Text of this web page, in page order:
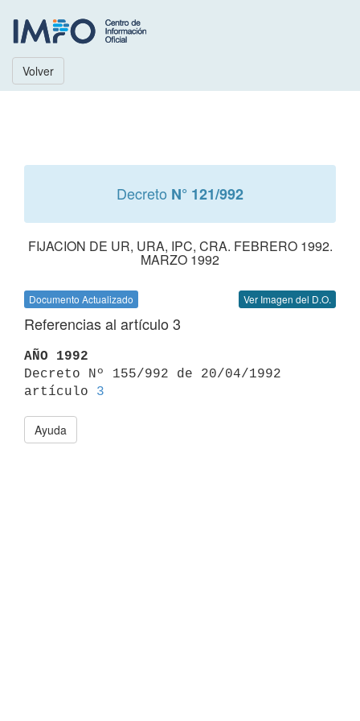
Volver
Decreto N° 121/992
FIJACION DE UR, URA, IPC, CRA. FEBRERO 1992.
MARZO 1992
Documento Actualizado Ver Imagen del D.O.
Referencias al artículo 3
AÑO 1992
Decreto Nº 155/992 de 20/04/1992
artículo 3
Ayuda